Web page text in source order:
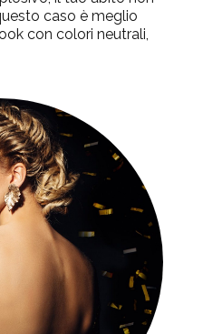
caso è meglio
con colori neutrali,